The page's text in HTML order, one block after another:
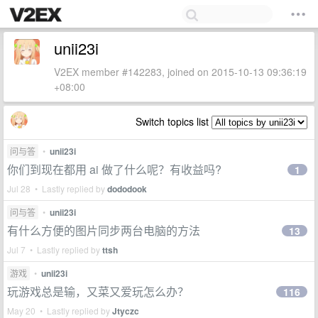
unii23i
V2EX member #142283, joined on 2015-10-13 09:36:19
+08:00
Switch topics list
问与答 • unii23i
你们到现在都用 ai 做了什么呢？有收益吗?
Jul 28 • Lastly replied bydododook
1
问与答 • unii23i
有什么方便的图片同步两台电脑的方法
Jul 7 • Lastly replied byttsh
13
游戏 • unii23i
玩游戏总是输，又菜又爱玩怎么办？
May 20 • Lastly replied byJtyczc
116